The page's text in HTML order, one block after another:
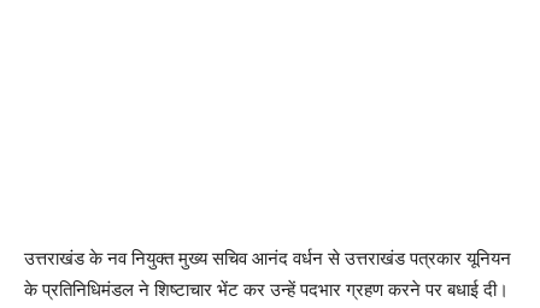
उत्तराखंड के नव नियुक्त मुख्य सचिव आनंद वर्धन से उत्तराखंड पत्रकार यूनियन
के प्रतिनिधिमंडल ने शिष्टाचार भेंट कर उन्हें पदभार ग्रहण करने पर बधाई दी।